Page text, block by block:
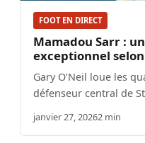
FOOT EN DIRECT
Mamadou Sarr :
exceptionnel selon
Gary O’Neil loue les
défenseur central de
janvier 27, 20262 min